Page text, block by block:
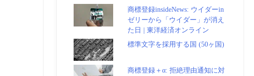
商標登録insideNews: ウイダーin
ゼリーから「ウイダー」が消え
た日 | 東洋経済オンライン
標準文字を採用する国 (50ヶ国)
商標登録＋α: 拒絶理由通知に対